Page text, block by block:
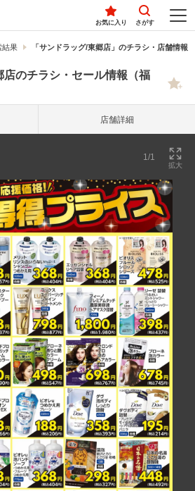
お気に入り さがす
結果 「サンドラッグ/東郷店」のチラシ・店舗情報
店のチラシ・セール情報（福
店舗詳細
1/1
拡大